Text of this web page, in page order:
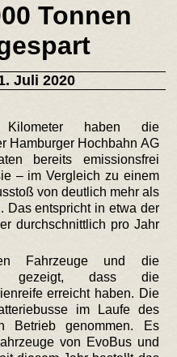
Tonnen
Juli 2020
haben die
Hamburger Hochbahn AG
bereits emissionsfrei
– im Vergleich zu einem
von deutlich mehr als
Das entspricht in etwa der
durchschnittlich pro Jahr
Fahrzeuge und die
gezeigt, dass die
erreicht haben. Die
im Laufe des
Betrieb genommen. Es
von EvoBus und